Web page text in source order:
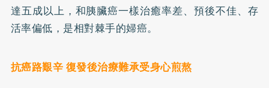
達五成以上，和胰臟癌一樣治癒率差、預後不佳、存
活率偏低，是相對棘手的婦癌。
抗癌路艱辛 復發後治療難承受身心煎熬